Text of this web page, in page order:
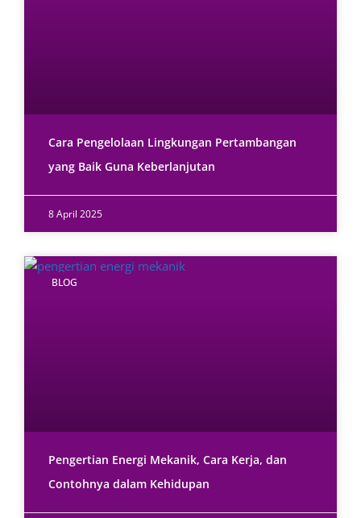
Cara Pengelolaan Lingkungan Pertambangan
yang Baik Guna Keberlanjutan
8 April 2025
BLOG
Pengertian Energi Mekanik, Cara Kerja, dan
Contohnya dalam Kehidupan